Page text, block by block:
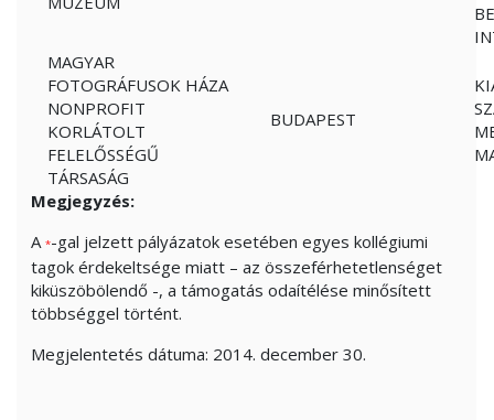
MAGYAR
FOTOGRÁFUSOK HÁZA
NONPROFIT
KORLÁTOLT
FELELŐSSÉGŰ
TÁRSASÁG
BUDAPEST
Megjegyzés:
A *-gal jelzett pályázatok esetében egyes kollégiumi
tagok érdekeltsége miatt – az összeférhetetlenséget
kiküszöbölendő -, a támogatás odaítélése minősített
többséggel történt.
Megjelentetés dátuma: 2014. december 30.